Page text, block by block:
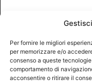
Per fornire le migliori
per memorizzare e/o
consenso a queste
comportamento di
acconsentire o ritirare il